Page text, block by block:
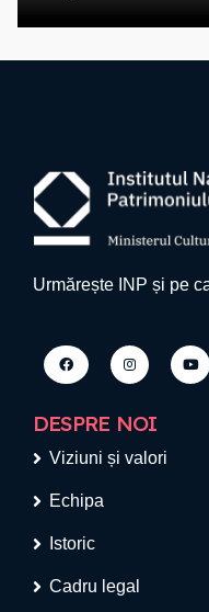
Urmărește INP și pe
DESPRE NOI
Viziuni și valori
Echipa
Istoric
Cadru legal